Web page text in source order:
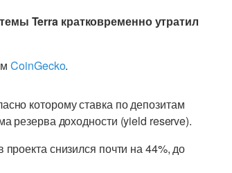
Terra кратковременно утратил
CoinGecko.
которому ставка по депозитам
резерва доходности (yield reserve).
снизился почти на 44%, до